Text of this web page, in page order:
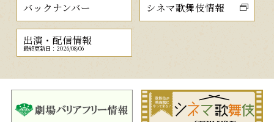
バックナンバー シネマ歌舞伎情報
出演・配信情報
最終更新日：2026/08/06